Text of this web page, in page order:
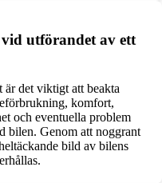
utförandet av ett
det viktigt att beakta
komfort,
och eventuella problem
bilen. Genom att noggrant
bild av bilens